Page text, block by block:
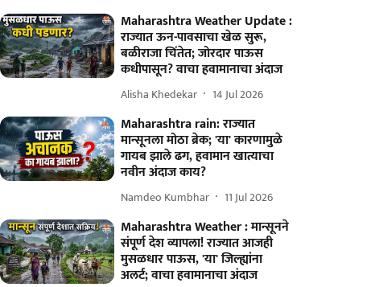
Maharashtra Weather Update :
राज्यात ऊन-पावसाचा खेळ सुरू,
बळीराजा चिंतेत; जोरदार पाऊस
कधीपासून? वाचा हवामानाचा अंदाज
Alisha Khedekar 14 Jul 2026
Maharashtra rain: राज्यात
मान्सूनला मोठा ब्रेक; 'या' कारणामुळे
गायब झाले ढग, हवामान खात्याचा
नवीन अंदाज काय?
Namdeo Kumbhar 11 Jul 2026
Maharashtra Weather : मान्सूनने
संपूर्ण देश व्यापला! राज्यात आजही
मुसळधार पाऊस, 'या' जिल्ह्यांना
अलर्ट; वाचा हवामानाचा अंदाज